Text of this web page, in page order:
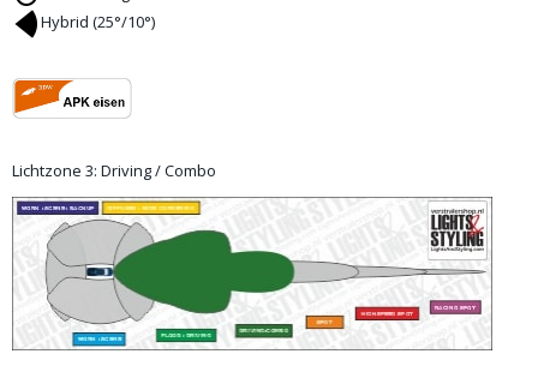
Hybrid (25°/10°)
Lichtzone 3: Driving / Combo